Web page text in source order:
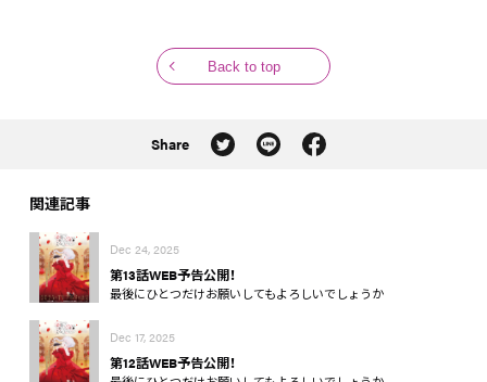
Back to top
Share
関連記事
Dec 24, 2025
第13話WEB予告公開！
最後にひとつだけお願いしてもよろしいでしょうか
Dec 17, 2025
第12話WEB予告公開！